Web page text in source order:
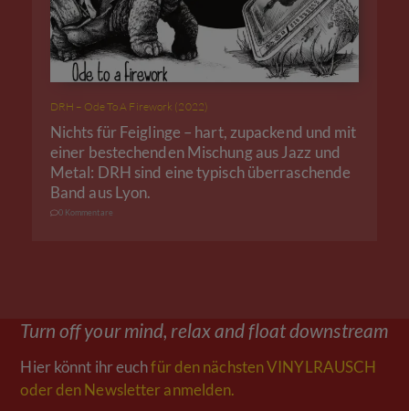
DRH – Ode To A Firework (2022)
Nichts für Feiglinge – hart, zupackend und mit
einer bestechenden Mischung aus Jazz und
Metal: DRH sind eine typisch überraschende
Band aus Lyon.
0 Kommentare
Turn off your mind, relax and float downstream
Hier könnt ihr euchfür den nächsten VINYLRAUSCH
oder den Newsletter anmelden.